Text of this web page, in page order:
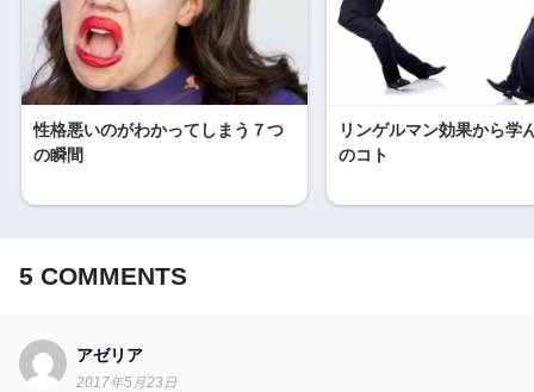
性格悪いのがわかってしまう７つ
の瞬間
リンゲルマン効果から学
のコト
5 COMMENTS
アゼリア
2017年5月23日